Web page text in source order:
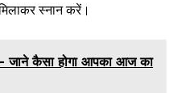
स्नान करें।
कैसा होगा आपका आज का